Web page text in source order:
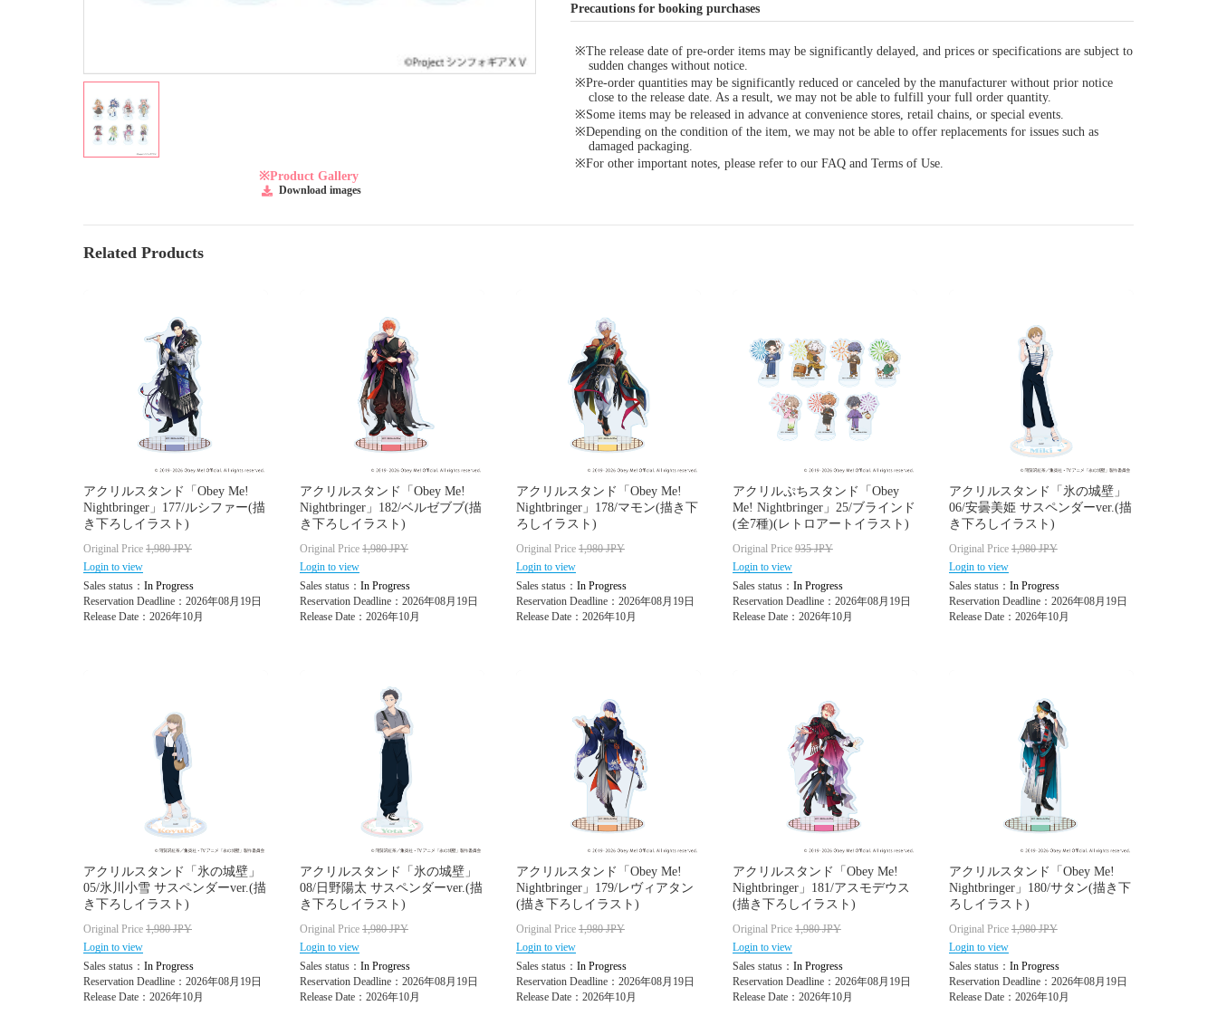
※Product Gallery
Download images
Precautions for booking purchases
※The release date of pre-order items may be significantly delayed, and prices or specifications are subject to
sudden changes without notice.
※Pre-order quantities may be significantly reduced or canceled by the manufacturer without prior notice
close to the release date. As a result, we may not be able to fulfill your full order quantity.
※Some items may be released in advance at convenience stores, retail chains, or special events.
※Depending on the condition of the item, we may not be able to offer replacements for issues such as
damaged packaging.
※For other important notes, please refer to our FAQ and Terms of Use.
Related Products
アクリルスタンド「Obey Me!
Nightbringer」177/ルシファー(描
き下ろしイラスト)
Original Price 1,980JPY
Login to view
Sales status： In Progress
Reservation Deadline：2026年08月19日
Release Date：2026年10月
アクリルスタンド「Obey Me!
Nightbringer」182/ベルゼブブ(描
き下ろしイラスト)
Original Price 1,980JPY
Login to view
Sales status： In Progress
Reservation Deadline：2026年08月19日
Release Date：2026年10月
アクリルスタンド「Obey Me!
Nightbringer」178/マモン(描き下
ろしイラスト)
Original Price 1,980JPY
Login to view
Sales status： In Progress
Reservation Deadline：2026年08月19日
Release Date：2026年10月
アクリルぷちスタンド「Obey
Me! Nightbringer」25/ブラインド
(全7種)(レトロアートイラスト)
Original Price 935JPY
Login to view
Sales status： In Progress
Reservation Deadline：2026年08月19日
Release Date：2026年10月
アクリルスタンド「氷の城壁」
06/安曇美姫 サスペンダーver.(描
き下ろしイラスト)
Original Price 1,980JPY
Login to view
Sales status： In Progress
Reservation Deadline：2026年08月19日
Release Date：2026年10月
アクリルスタンド「氷の城壁」
05/氷川小雪 サスペンダーver.(描
き下ろしイラスト)
Original Price 1,980JPY
Login to view
Sales status： In Progress
Reservation Deadline：2026年08月19日
Release Date：2026年10月
アクリルスタンド「氷の城壁」
08/日野陽太 サスペンダーver.(描
き下ろしイラスト)
Original Price 1,980JPY
Login to view
Sales status： In Progress
Reservation Deadline：2026年08月19日
Release Date：2026年10月
アクリルスタンド「Obey Me!
Nightbringer」179/レヴィアタン
(描き下ろしイラスト)
Original Price 1,980JPY
Login to view
Sales status： In Progress
Reservation Deadline：2026年08月19日
Release Date：2026年10月
アクリルスタンド「Obey Me!
Nightbringer」181/アスモデウス
(描き下ろしイラスト)
Original Price 1,980JPY
Login to view
Sales status： In Progress
Reservation Deadline：2026年08月19日
Release Date：2026年10月
アクリルスタンド「Obey Me!
Nightbringer」180/サタン(描き下
ろしイラスト)
Original Price 1,980JPY
Login to view
Sales status： In Progress
Reservation Deadline：2026年08月19日
Release Date：2026年10月